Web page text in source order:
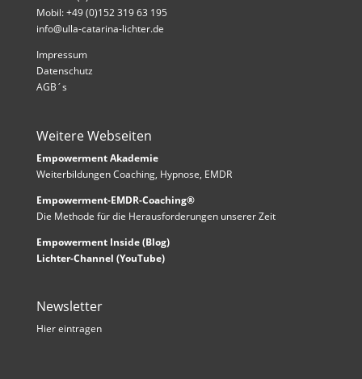
Mobil: +49 (0)152 319 63 195
info@ulla-catarina-lichter.de
Impressum
Datenschutz
AGB´s
Weitere Webseiten
Empowerment Akademie
Weiterbildungen Coaching, Hypnose, EMDR
Empowerment-EMDR-Coaching®
Die Methode für die Herausforderungen unserer Zeit
Empowerment Inside (Blog)
Lichter-Channel (YouTube)
Newsletter
Hier eintragen